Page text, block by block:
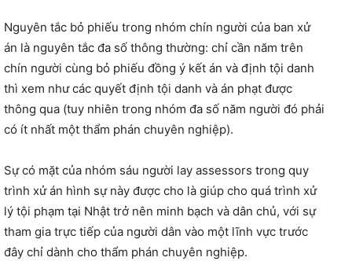
Nguyên tắc bỏ phiếu trong nhóm chín người của ban xử
án là nguyên tắc đa số thông thường: chỉ cần năm trên
chín người cùng bỏ phiếu đồng ý kết án và định tội danh
thì xem như các quyết định tội danh và án phạt được
thông qua (tuy nhiên trong nhóm đa số năm người đó phải
có ít nhất một thẩm phán chuyên nghiệp).
Sự có mặt của nhóm sáu người lay assessors trong quy
trình xử án hình sự này được cho là giúp cho quá trình xử
lý tội phạm tại Nhật trở nên minh bạch và dân chủ, với sự
tham gia trực tiếp của người dân vào một lĩnh vực trước
đây chỉ dành cho thẩm phán chuyên nghiệp.